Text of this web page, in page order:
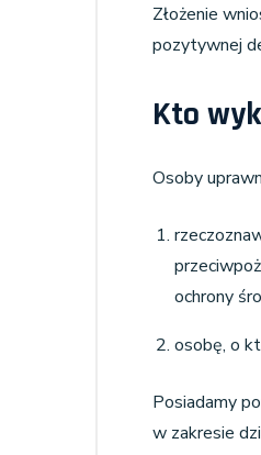
Złożenie
pozytywnej
Kto
Osoby
ochrony
osobę, o
Posiadamy
w zakresie